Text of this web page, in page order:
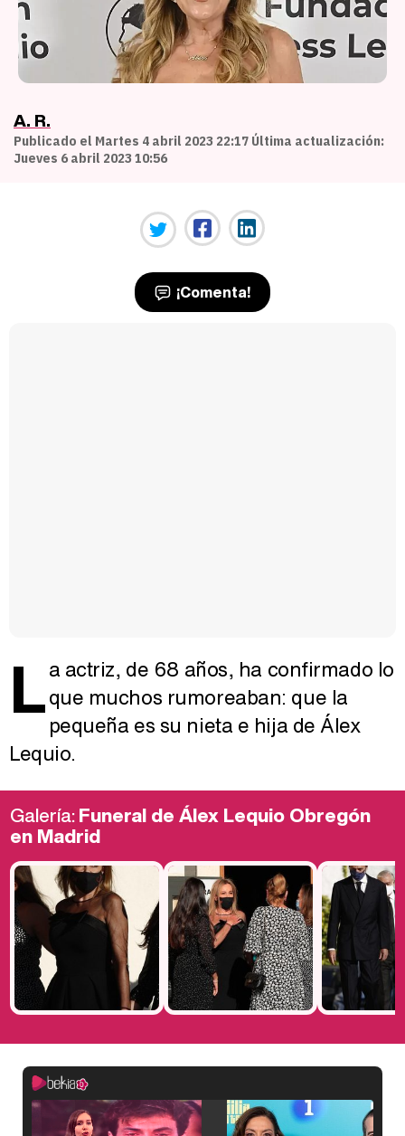
A. R.
Publicado el Martes 4 abril 2023 22:17 Última actualización:
Jueves 6 abril 2023 10:56
¡Comenta!
La actriz, de 68 años, ha confirmado lo
que muchos rumoreaban: que la
pequeña es su nieta e hija de Álex
Lequio.
Galería:Funeral de Álex Lequio Obregón
en Madrid